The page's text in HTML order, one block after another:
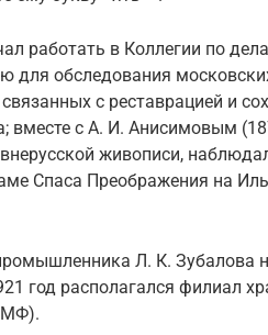
работать в Коллегии по
для обследования
с реставрацией и
вместе с А. И. Анисимовым
живописи,
Спаса Преображения на
Л. К. Зубалова
год располагался филиал